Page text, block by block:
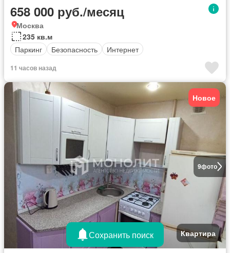
658 000 руб./месяц
Москва
235 кв.м
Паркинг
Безопасность Интернет
11 часов назад
9фото
Новое
Квартира
Сохранить поиск